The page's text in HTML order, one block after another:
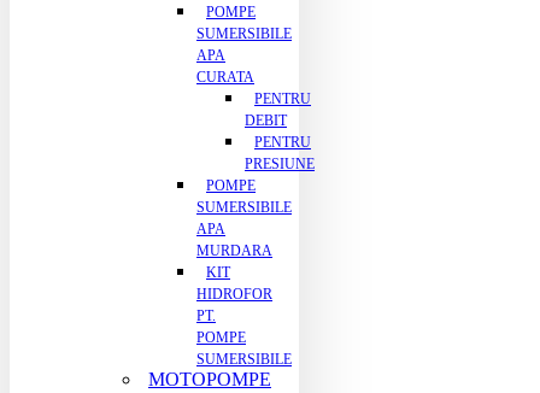
POMPE
SUMERSIBILE
APA
CURATA
PENTRU
DEBIT
PENTRU
PRESIUNE
POMPE
SUMERSIBILE
APA
MURDARA
KIT
HIDROFOR
PT.
POMPE
SUMERSIBILE
MOTOPOMPE